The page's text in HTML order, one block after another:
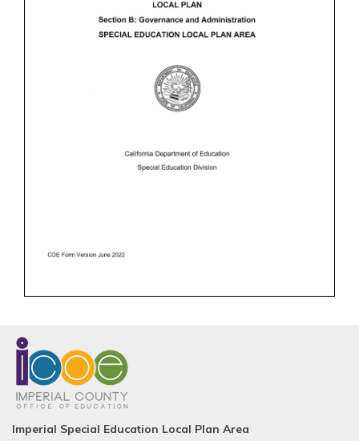
Imperial Special Education Local Plan Area